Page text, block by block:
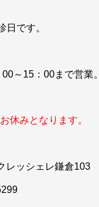
日です。
～15：00まで営業。
休みとなります。
ッシェレ鎌倉103